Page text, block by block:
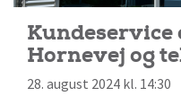
Kundeservice
Hornevej og
28. august 2024 kl. 14:30